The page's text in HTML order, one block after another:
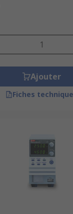
Ajouter
Fiches